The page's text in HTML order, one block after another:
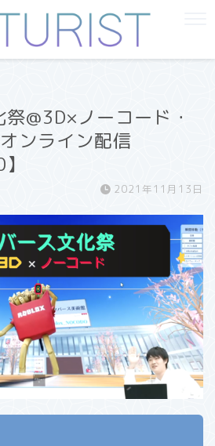
@3D×ノーコード・
ンライン配信
2021年11月13日